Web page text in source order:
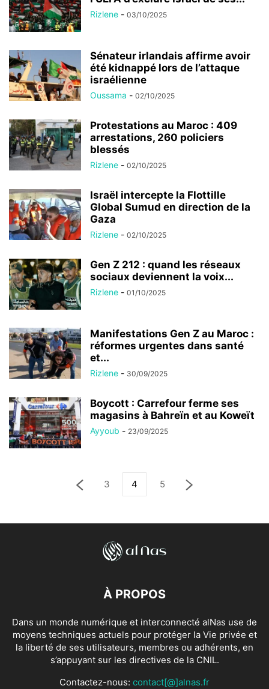
Rizlene - 03/10/2025
Sénateur irlandais affirme avoir
été kidnappé lors de l’attaque
israélienne
Oussama - 02/10/2025
Protestations au Maroc : 409
arrestations, 260 policiers
blessés
Rizlene - 02/10/2025
Israël intercepte la Flottille
Global Sumud en direction de la
Gaza
Rizlene - 02/10/2025
Gen Z 212 : quand les réseaux
sociaux deviennent la voix...
Rizlene - 01/10/2025
Manifestations Gen Z au Maroc :
réformes urgentes dans santé
et...
Rizlene - 30/09/2025
Boycott : Carrefour ferme ses
magasins à Bahreïn et au Koweït
Ayyoub - 23/09/2025
3 4 5
À PROPOS
Dans un monde numérique et interconnecté alNas use de
moyens techniques actuels pour protéger la Vie privée et
la liberté de ses utilisateurs, membres ou adhérents, en
s’appuyant sur les directives de la CNIL.
Contactez-nous: contact[@]alnas.fr